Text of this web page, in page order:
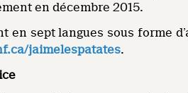
en décembre 2015.
en sept langues sous forme
jaimelespatates.